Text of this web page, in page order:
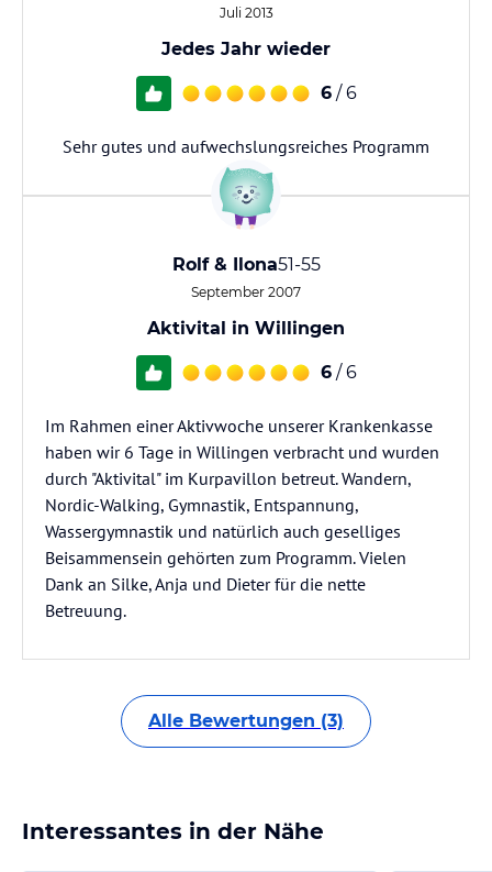
Juli 2013
Jedes Jahr wieder
6 / 6
Sehr gutes und aufwechslungsreiches Programm
Rolf & Ilona51-55
September 2007
Aktivital in Willingen
6 / 6
Im Rahmen einer Aktivwoche unserer Krankenkasse
haben wir 6 Tage in Willingen verbracht und wurden
durch "Aktivital" im Kurpavillon betreut. Wandern,
Nordic-Walking, Gymnastik, Entspannung,
Wassergymnastik und natürlich auch geselliges
Beisammensein gehörten zum Programm. Vielen
Dank an Silke, Anja und Dieter für die nette
Betreuung.
Alle Bewertungen (3)
Interessantes in der Nähe